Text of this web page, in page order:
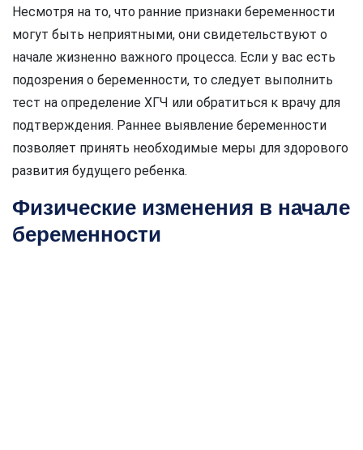
Несмотря на то, что ранние признаки беременности
могут быть неприятными, они свидетельствуют о
начале жизненно важного процесса. Если у вас есть
подозрения о беременности, то следует выполнить
тест на определение ХГЧ или обратиться к врачу для
подтверждения. Раннее выявление беременности
позволяет принять необходимые меры для здорового
развития будущего ребенка.
Физические изменения в начале
беременности